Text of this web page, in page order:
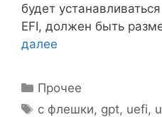
будет
EFI, должен быть
далее
Рубрики
Прочее
Метки
c флешки, gpt, uefi,